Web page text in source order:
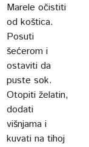
Marele očistiti
od koštica.
Posuti
šećerom i
ostaviti da
puste sok.
Otopiti želatin,
dodati
višnjama i
kuvati na tihoj